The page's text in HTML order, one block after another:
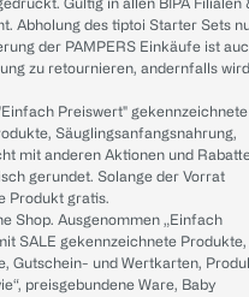
Abholung des tiptoi Starter Sets
der PAMPERS Einkäufe ist
zu retournieren, andernfalls wird
Preiswert" gekennzeichnete
Säuglingsanfangsnahrung,
mit anderen Aktionen und
gerundet. Solange der Vorrat
Produkt gratis.
Shop. Ausgenommen „Einfach
SALE gekennzeichnete Produkte,
Gutschein- und Wertkarten,
preisgebundene Ware, Baby